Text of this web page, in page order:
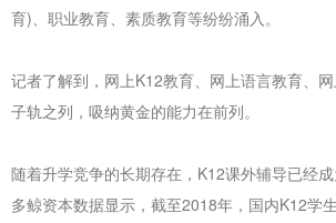
育)、职业教育、素质教育等纷纷涌入。
记者了解到，网上K12教育、网上语言教育、
子轨之列，吸纳黄金的能力在前列。
随着升学竞争的长期存在，K12课外辅导已经成
多鲸资本数据显示，截至2018年，国内K12学